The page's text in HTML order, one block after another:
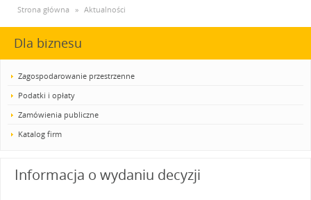
Strona główna » Aktualności
Dla biznesu
Zagospodarowanie przestrzenne
Podatki i opłaty
Zamówienia publiczne
Katalog firm
Informacja o wydaniu decyzji